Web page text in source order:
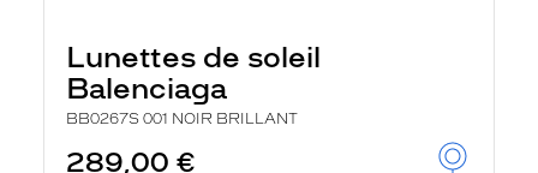
Lunettes de soleil
Balenciaga
BB0267S 001 NOIR BRILLANT
289,00 €